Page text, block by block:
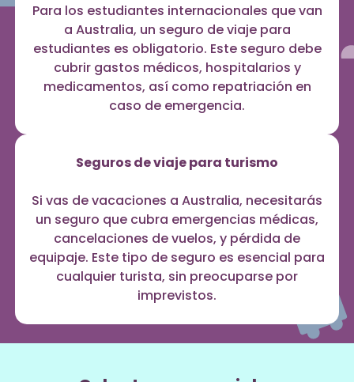
Para los estudiantes internacionales que van
a Australia, un seguro de viaje para
estudiantes es obligatorio. Este seguro debe
cubrir gastos médicos, hospitalarios y
medicamentos, así como repatriación en
caso de emergencia.
Seguros de viaje para turismo
Si vas de vacaciones a Australia, necesitarás
un seguro que cubra emergencias médicas,
cancelaciones de vuelos, y pérdida de
equipaje. Este tipo de seguro es esencial para
cualquier turista, sin preocuparse por
imprevistos.